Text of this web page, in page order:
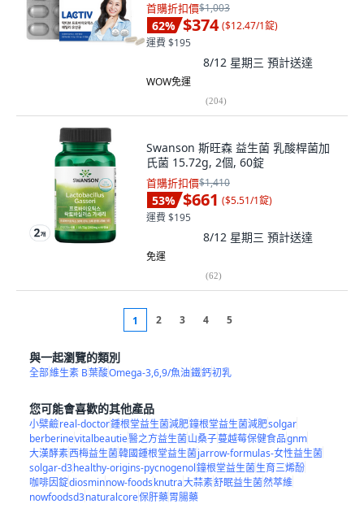
首購折扣價$1,003
62% $374 ($12.47/1錠)
運費 $195
8/12 星期三 預計送達
WOW免運
(204)
Swanson 斯旺森 益生菌 乳酸桿菌加
氏菌 15.72g, 2個, 60錠
首購折扣價$1,410
53% $661 ($5.51/1錠)
運費 $195
8/12 星期三 預計送達
免運
(62)
1 2 3 4 5
與一起瀏覽的類別
全部維生素 B葉酸Omega-3,6,9/魚油鐵鈣初乳
您可能會喜歡的其他產品
小檗鹼real-doctor鍾根堂益生菌減肥鐘根堂益生菌減肥solgar
berberinevitalbeautie醫之方益生菌山桑子蔓越莓保健食品gnm
大漢酵素西梅益生菌韓國鍾根堂益生菌jarrow-formulas-女性益生菌
solgar-d3healthy-origins-pycnogenol鐘根堂益生菌生育三烯酚
咖啡因錠diosminnow-foodsknutra大蒜素舒眠益生菌然萃維
nowfoodsd3naturalcore保肝藥胃腸藥